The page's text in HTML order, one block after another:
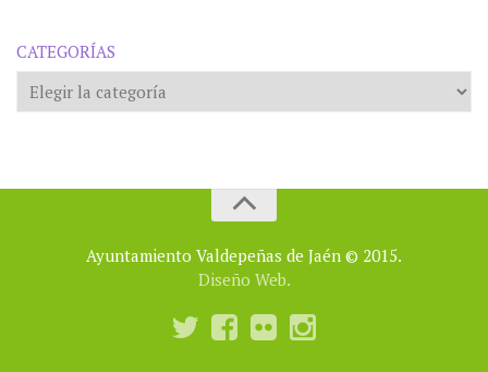
CATEGORÍAS
Categorías
Ayuntamiento Valdepeñas de Jaén © 2015.
Diseño Web.